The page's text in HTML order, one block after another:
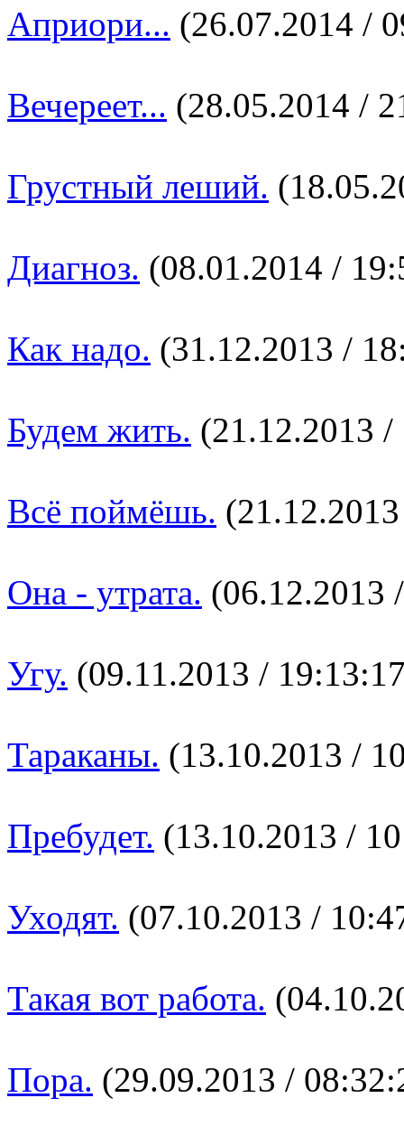
Априори... (26.07.2014 /
Вечереет... (28.05.2014 /
Грустный леший.
Диагноз. (08.01.2014 /
Как надо. (31.12.2013 /
Будем жить. (21.12.2013
Всё поймёшь.
Она - утрата. (06.12.2013
Угу. (09.11.2013 /
Тараканы. (13.10.2013 /
Пребудет. (13.10.2013 /
Уходят. (07.10.2013 /
Такая вот работа.
Пора. (29.09.2013 /